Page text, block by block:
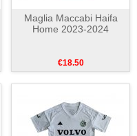
Maglia Maccabi Haifa
Home 2023-2024
€18.50